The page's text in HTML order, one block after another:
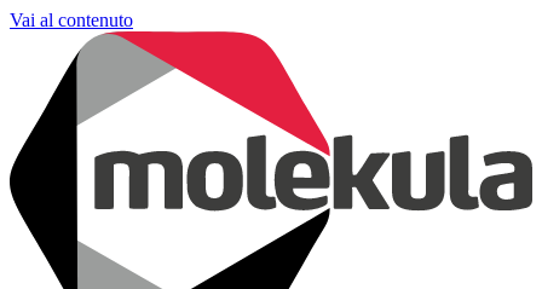
Vai al contenuto